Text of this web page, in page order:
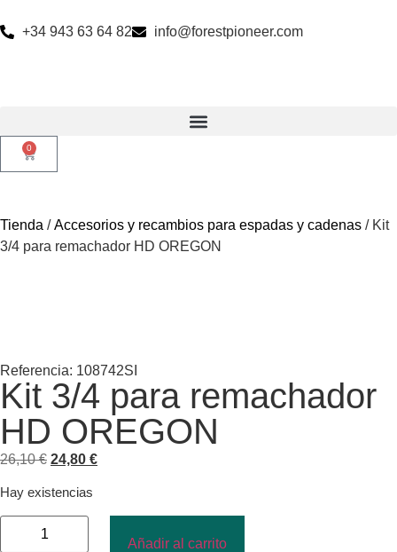
+34 943 63 64 82 info@forestpioneer.com
0
Tienda /Accesorios y recambios para espadas y cadenas / Kit
3/4 para remachador HD OREGON
Referencia: 108742SI
Kit 3/4 para remachador
HD OREGON
26,10€ 24,80 €
Hay existencias
Añadir al carrito